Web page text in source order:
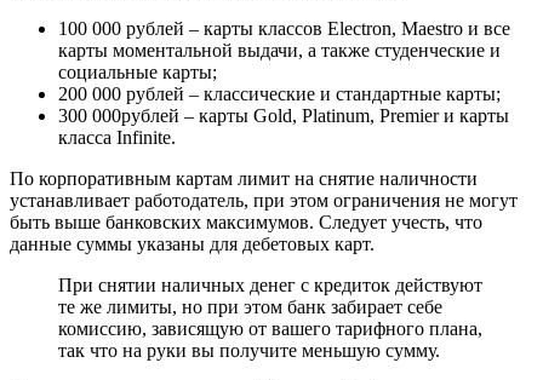
100 000 рублей – карты классов Electron, Maestro и все
карты моментальной выдачи, а также студенческие и
социальные карты;
200 000 рублей – классические и стандартные карты;
300 000рублей – карты Gold, Platinum, Premier и карты
класса Infinite.
По корпоративным картам лимит на снятие наличности
устанавливает работодатель, при этом ограничения не могут
быть выше банковских максимумов. Следует учесть, что
данные суммы указаны для дебетовых карт.
При снятии наличных денег с кредиток действуют
те же лимиты, но при этом банк забирает себе
комиссию, зависящую от вашего тарифного плана,
так что на руки вы получите меньшую сумму.